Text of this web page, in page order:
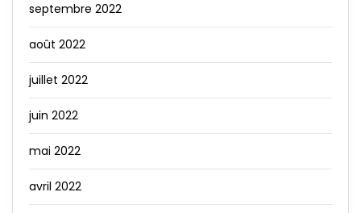
septembre 2022
août 2022
juillet 2022
juin 2022
mai 2022
avril 2022